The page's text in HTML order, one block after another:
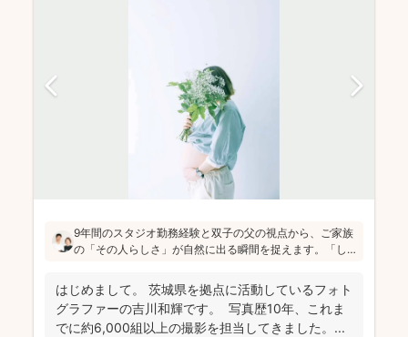
9年間のスタジオ勤務経験と双子の父の視点から、ご家族
の「その人らしさ」が自然に出る瞬間を捉えます。「し
ても「楽しかった！」と気持ちがよみがえる写真を残す
ことを、心がけて活動されていらっしゃいます！
はじめまして。 茨城県を拠点に活動しているフォト
グラファーの吉川和輝です。 写真歴10年、これま
でに約6,000組以上の撮影を担当してきました。 ...